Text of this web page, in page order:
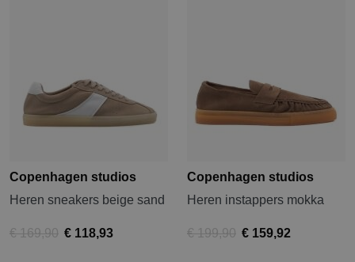
Copenhagen studios
Heren sneakers beige sand
€ 169,90 € 118,93
Copenhagen studios
Heren instappers mokka
€ 199,90 € 159,92